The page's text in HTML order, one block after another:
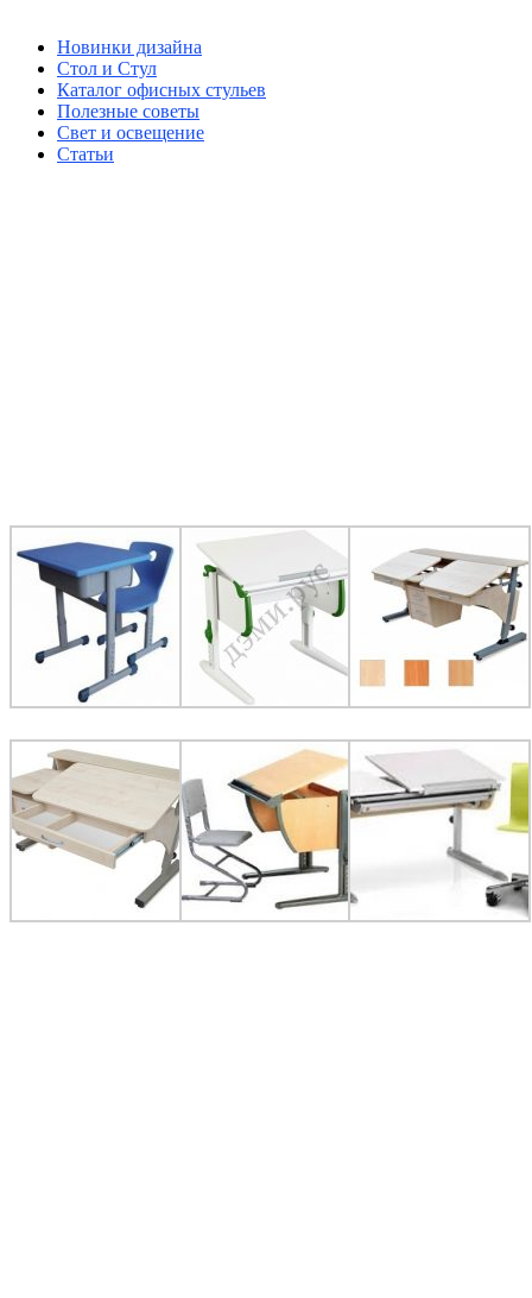
Новинки дизайна
Стол и Стул
Каталог офисных стульев
Полезные советы
Свет и освещение
Статьи